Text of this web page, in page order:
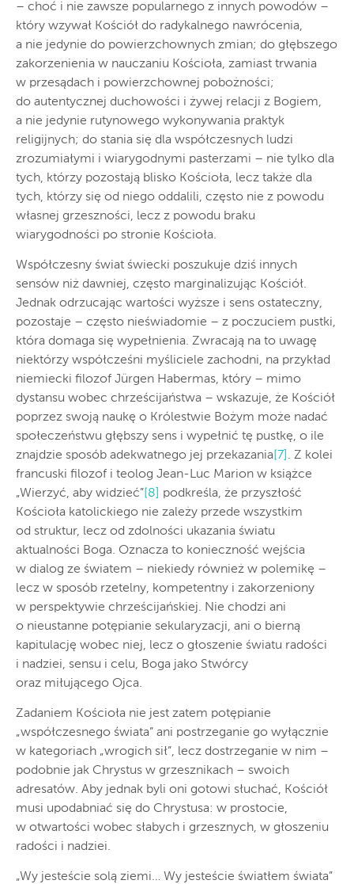
– choć i nie zawsze popularnego z innych powodów –
który wzywał Kościół do radykalnego nawrócenia,
a nie jedynie do powierzchownych zmian; do głębszego
zakorzenienia w nauczaniu Kościoła, zamiast trwania
w przesądach i powierzchownej pobożności;
do autentycznej duchowości i żywej relacji z Bogiem,
a nie jedynie rutynowego wykonywania praktyk
religijnych; do stania się dla współczesnych ludzi
zrozumiałymi i wiarygodnymi pasterzami – nie tylko dla
tych, którzy pozostają blisko Kościoła, lecz także dla
tych, którzy się od niego oddalili, często nie z powodu
własnej grzeszności, lecz z powodu braku
wiarygodności po stronie Kościoła.
Współczesny świat świecki poszukuje dziś innych
sensów niż dawniej, często marginalizując Kościół.
Jednak odrzucając wartości wyższe i sens ostateczny,
pozostaje – często nieświadomie – z poczuciem pustki,
która domaga się wypełnienia. Zwracają na to uwagę
niektórzy współcześni myśliciele zachodni, na przykład
niemiecki filozof Jürgen Habermas, który – mimo
dystansu wobec chrześcijaństwa – wskazuje, że Kościół
poprzez swoją naukę o Królestwie Bożym może nadać
społeczeństwu głębszy sens i wypełnić tę pustkę, o ile
znajdzie sposób adekwatnego jej przekazania [7] . Z kolei
francuski filozof i teolog Jean-Luc Marion w książce
„Wierzyć, aby widzieć” [8]
podkreśla, że przyszłość
Kościoła katolickiego nie zależy przede wszystkim
od struktur, lecz od zdolności ukazania światu
aktualności Boga. Oznacza to konieczność wejścia
w dialog ze światem – niekiedy również w polemikę –
lecz w sposób rzetelny, kompetentny i zakorzeniony
w perspektywie chrześcijańskiej. Nie chodzi ani
o nieustanne potępianie sekularyzacji, ani o bierną
kapitulację wobec niej, lecz o głoszenie światu radości
i nadziei, sensu i celu, Boga jako Stwórcy
oraz miłującego Ojca.
Zadaniem Kościoła nie jest zatem potępianie
„współczesnego świata” ani postrzeganie go wyłącznie
w kategoriach „wrogich sił”, lecz dostrzeganie w nim –
podobnie jak Chrystus w grzesznikach – swoich
adresatów. Aby jednak byli oni gotowi słuchać, Kościół
musi upodabniać się do Chrystusa: w prostocie,
w otwartości wobec słabych i grzesznych, w głoszeniu
radości i nadziei.
„Wy jesteście solą ziemi… Wy jesteście światłem świata”